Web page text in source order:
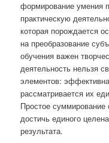
формирование умения
практическую
которая порождается
на преобразование
обучения важен
деятельность нельзя
элементов:
рассматривается их
Простое суммирование
достичь единого
результата.